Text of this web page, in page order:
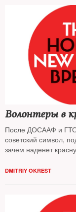
Волонтеры в
После ДОСААФ и
советский символ,
зачем наденет
DMITRIY OKREST